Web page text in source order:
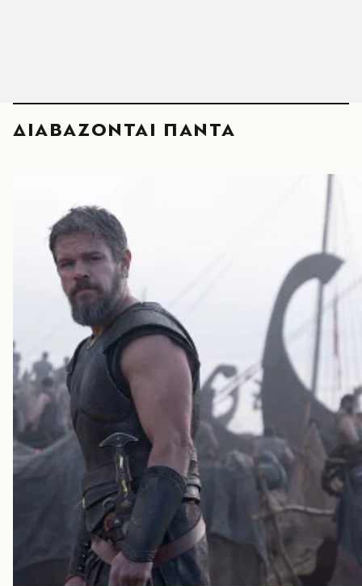
ΔΙΑΒΑΖΟΝΤΑΙ ΠΑΝΤΑ